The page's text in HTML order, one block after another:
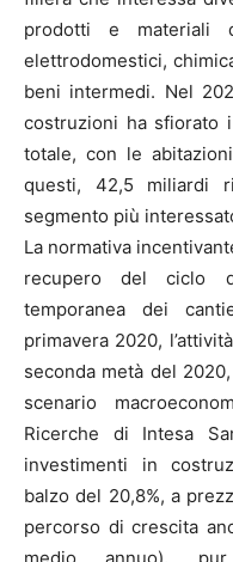
prodotti e materiali
elettrodomestici,
beni intermedi. Nel
costruzioni ha sfiorato
totale, con le
questi, 42,5 miliardi
segmento più
La normativa
recupero del ciclo
temporanea dei
primavera 2020,
seconda metà del
scenario
Ricerche di Intesa
investimenti in
balzo del 20,8%, a
percorso di crescita